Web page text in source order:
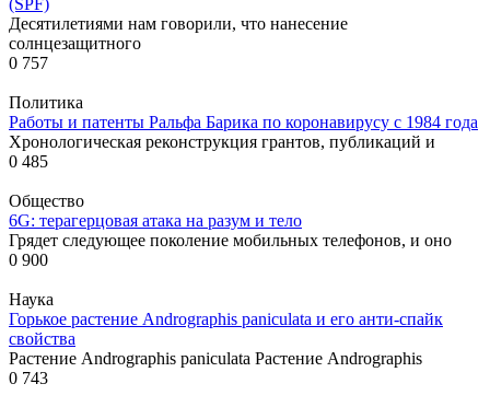
(SPF)
Десятилетиями нам говорили, что нанесение
солнцезащитного
0 757
Политика
Работы и патенты Ральфа Барика по коронавирусу с 1984 года
Хронологическая реконструкция грантов, публикаций и
0 485
Общество
6G: терагерцовая атака на разум и тело
Грядет следующее поколение мобильных телефонов, и оно
0 900
Наука
Горькое растение Andrographis paniculata и его анти-спайк
свойства
Растение Andrographis paniculata Растение Andrographis
0 743